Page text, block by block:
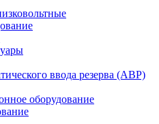
ввода резерва (АВР)
оборудование